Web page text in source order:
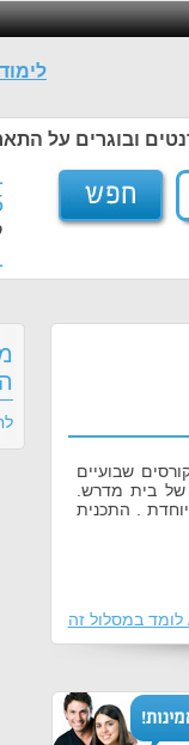
ובוגרים על
שבועיים
של בית מדרש.
. התכנית
לומד במסלול זה